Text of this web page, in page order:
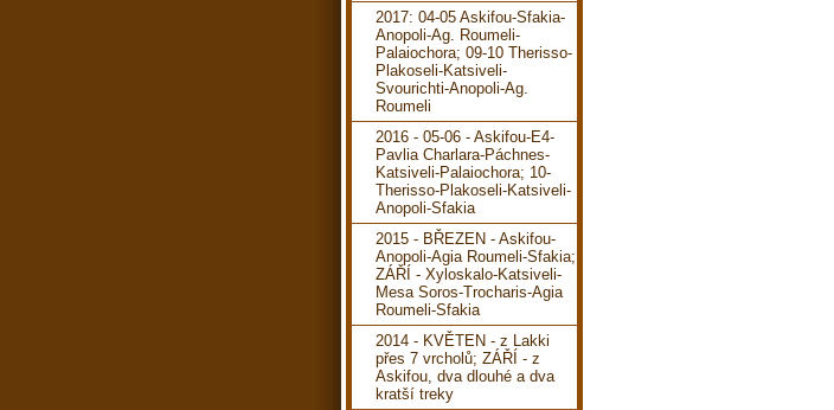
2017: 04-05 Askifou-Sfakia-
Anopoli-Ag. Roumeli-
Palaiochora; 09-10 Therisso-
Plakoseli-Katsiveli-
Svourichti-Anopoli-Ag.
Roumeli
2016 - 05-06 - Askifou-E4-
Pavlia Charlara-Páchnes-
Katsiveli-Palaiochora; 10-
Therisso-Plakoseli-Katsiveli-
Anopoli-Sfakia
2015 - BŘEZEN - Askifou-
Anopoli-Agia Roumeli-Sfakia;
ZÁŘÍ - Xyloskalo-Katsiveli-
Mesa Soros-Trocharis-Agia
Roumeli-Sfakia
2014 - KVĚTEN - z Lakki
přes 7 vrcholů; ZÁŘÍ - z
Askifou, dva dlouhé a dva
kratší treky